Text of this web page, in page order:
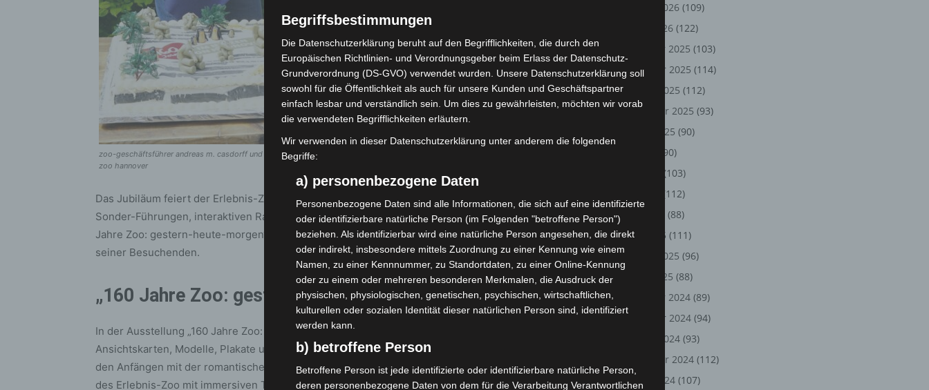
zoo-geschäftsführer andreas m. casdorff und zoo-maskottchen tatz tatz schneiden die geburtstags-torte an. – foto: erlebnis-
zoo hannover
Das Jubiläum feiert der Erlebnis-Zoo unter anderem mit einem großen Familienfest am 17./18.Mai,
Sonder-Führungen, interaktiven Rallyes, Sommer-Kino-Abenden, der großen Ausstellung „160
Jahre Zoo: gestern-heute-morgen“ und einem Fotowettbewerb zu den schönsten Zoo-Momenten
seiner Besuchenden.
„160 Jahre Zoo: gestern-heute-morgen“
In der Ausstellung „160 Jahre Zoo: gestern-heute-morgen“ nehmen historische Bilder,
Ansichtskarten, Modelle, Plakate und Schilder mit auf eine Zeitreise durch die Zoogeschichte von
den Anfängen mit der romantischen Felsenanlage mit Verlobungsbrücke bis zur Neugestaltung
des Erlebnis-Zoo mit immersiven Themenwelten.
Februar 2026 (109)
Januar 2026 (122)
Dezember 2025 (103)
November 2025 (114)
Oktober 2025 (112)
September 2025 (93)
August 2025 (90)
(90)
(103)
(112)
April 2025
(88)
März 2025 (111)
Februar 2025 (96)
Januar 2025 (88)
Dezember 2024 (89)
November 2024 (94)
Oktober 2024 (93)
September 2024 (112)
August 2024 (107)
Begriffsbestimmungen
Die Datenschutzerklärung beruht auf den Begrifflichkeiten, die durch den
Europäischen Richtlinien- und Verordnungsgeber beim Erlass der Datenschutz-
Grundverordnung (DS-GVO) verwendet wurden. Unsere Datenschutzerklärung soll
sowohl für die Öffentlichkeit als auch für unsere Kunden und Geschäftspartner
einfach lesbar und verständlich sein. Um dies zu gewährleisten, möchten wir vorab
die verwendeten Begrifflichkeiten erläutern.
Wir verwenden in dieser Datenschutzerklärung unter anderem die folgenden
Begriffe:
a) personenbezogene Daten
Personenbezogene Daten sind alle Informationen, die sich auf eine identifizierte
oder identifizierbare natürliche Person (im Folgenden "betroffene Person")
beziehen. Als identifizierbar wird eine natürliche Person angesehen, die direkt
oder indirekt, insbesondere mittels Zuordnung zu einer Kennung wie einem
Namen, zu einer Kennnummer, zu Standortdaten, zu einer Online-Kennung
oder zu einem oder mehreren besonderen Merkmalen, die Ausdruck der
physischen, physiologischen, genetischen, psychischen, wirtschaftlichen,
kulturellen oder sozialen Identität dieser natürlichen Person sind, identifiziert
werden kann.
b) betroffene Person
Betroffene Person ist jede identifizierte oder identifizierbare natürliche Person,
deren personenbezogene Daten von dem für die Verarbeitung Verantwortlichen